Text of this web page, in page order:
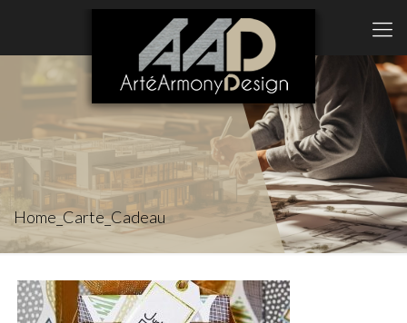
Home_Carte_Cadeau